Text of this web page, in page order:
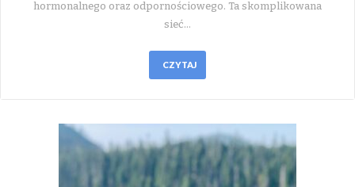
hormonalnego oraz odpornościowego. Ta skomplikowana
sieć…
CZYTAJ